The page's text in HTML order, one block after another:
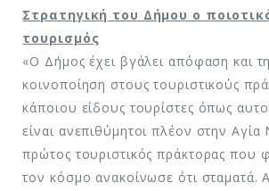
Στρατηγική του Δήμου ο
τουρισμός
«Ο Δήμος έχει βγάλει απόφαση και
κοινοποίηση στους τουριστικούς
κάποιου είδους τουρίστες όπως
είναι ανεπιθύμητοι πλέον στην
πρώτος τουριστικός πράκτορας που
τον κόσμο ανακοίνωσε ότι σταματά.